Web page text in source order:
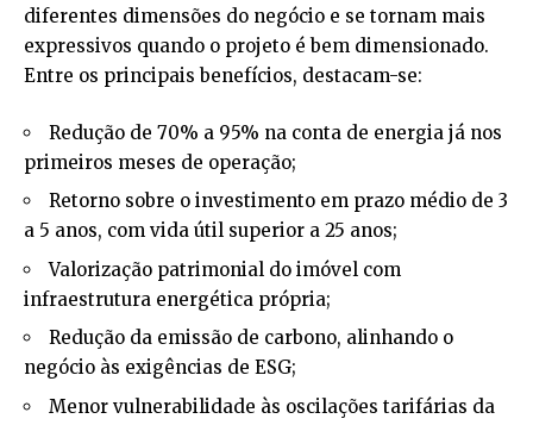
diferentes dimensões do negócio e se tornam mais
expressivos quando o projeto é bem dimensionado.
Entre os principais benefícios, destacam-se:
Redução de 70% a 95% na conta de energia já nos
primeiros meses de operação;
Retorno sobre o investimento em prazo médio de 3
a 5 anos, com vida útil superior a 25 anos;
Valorização patrimonial do imóvel com
infraestrutura energética própria;
Redução da emissão de carbono, alinhando o
negócio às exigências de ESG;
Menor vulnerabilidade às oscilações tarifárias da